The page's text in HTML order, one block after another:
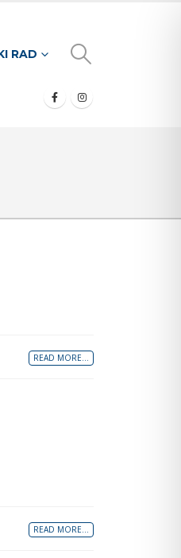
RAD
READ MORE...
READ MORE...